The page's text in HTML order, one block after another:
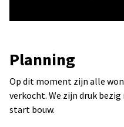
Planning
Op dit moment zijn alle
verkocht. We zijn druk
start bouw.